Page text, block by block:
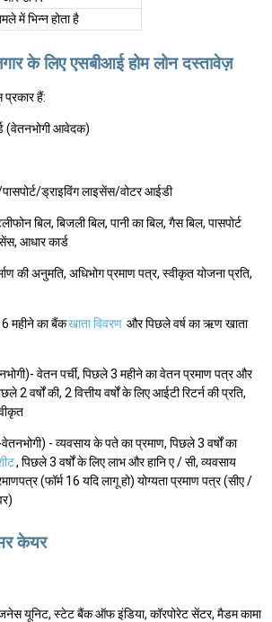
में भिन्न होता है
के लिए एसबीआई होम लोन दस्तावेज़
प्रकार हैं:
(वेतनभोगी आवेदक)
ड्राइविंग लाइसेंस/वोटर आईडी
बिल, बिजली बिल, पानी का बिल, गैस बिल, पासपोर्ट
आधार कार्ड
की अनुमति, अधिभोग प्रमाण पत्र, स्वीकृत योजना प्रति,
महीने का बैंकखाता विवरण और पिछले वर्ष का ऋण खाता
वेतन पर्ची, पिछले 3 महीने का वेतन प्रमाण पत्र और
2 वर्षों की, 2 वित्तीय वर्षों के लिए आईटी रिटर्न की प्रति,
- व्यवसाय के पते का प्रमाण, पिछले 3 वर्षों का
, पिछले 3 वर्षों के लिए लाभ और हानि ए / सी, व्यवसाय
(फॉर्म 16 यदि लागू हो) योग्यता प्रमाण पत्र (सीए /
केयर
यूनिट, स्टेट बैंक ऑफ इंडिया, कॉरपोरेट सेंटर, मैडम कामा